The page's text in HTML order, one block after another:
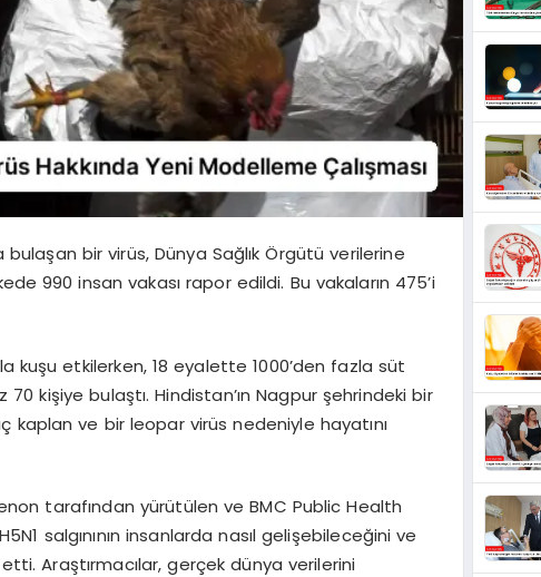
bir virüs, Dünya Sağlık Örgütü verilerine
990 insan vakası rapor edildi. Bu vakaların 475’i
kuşu etkilerken, 18 eyalette 1000’den fazla süt
70 kişiye bulaştı. Hindistan’ın Nagpur şehrindeki bir
kaplan ve bir leopar virüs nedeniyle hayatını
tarafından yürütülen ve BMC Public Health
salgınının insanlarda nasıl gelişebileceğini ve
Araştırmacılar, gerçek dünya verilerini